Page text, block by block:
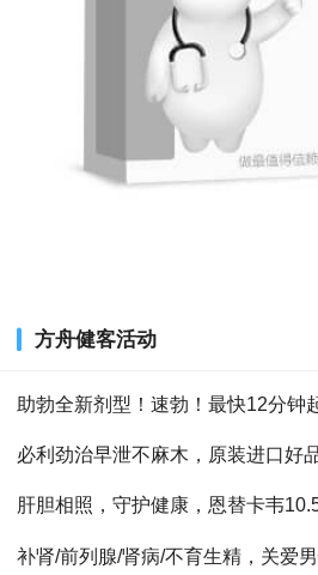
方舟健客活动
助勃全新剂型！速勃！最快12分钟
必利劲治早泄不麻木，原装进口好
肝胆相照，守护健康，恩替卡韦
补肾/前列腺/肾病/不育生精，关爱